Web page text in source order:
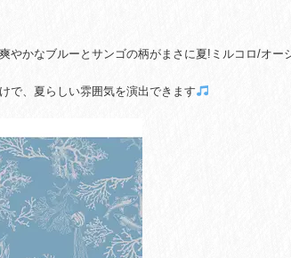
やかなブルーとサンゴの柄がまさに夏!ミルコロ/オー
で、夏らしい雰囲気を演出できます